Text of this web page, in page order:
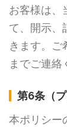
お客様は、
て、開示、
きます。ご
までご連絡
第6条（
本ポリシー